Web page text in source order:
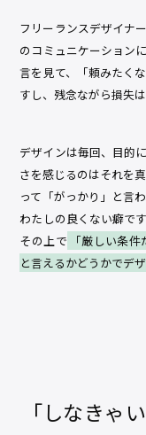
フリーランスデザイナ
のコミュニケーション
言を見て、「頼みたく
すし、残念ながら損失
デザインは毎回、目的
さを感じるのはそれを
って「がっかり」と言
わたしの良くない癖で
その上で
「厳しい条
と言えるかどうかでデ
「しなきゃ